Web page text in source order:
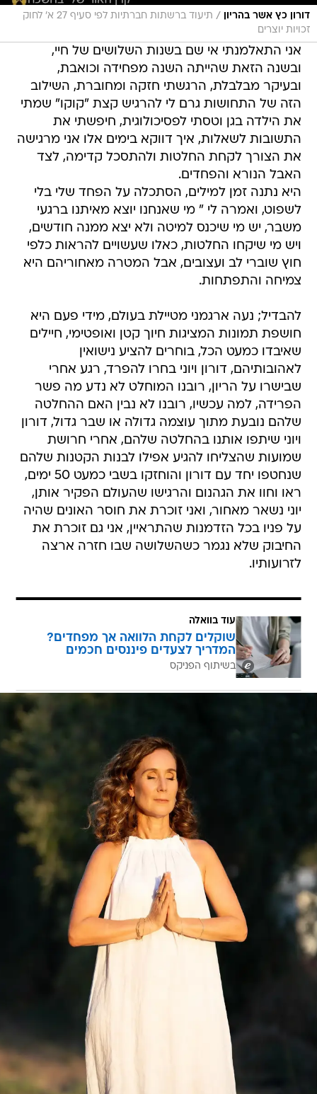
דורון כץ אשר בהריון /
תיעוד ברשתות חברתיות לפי סעיף 27 א' לחוק
זכויות יוצרים
אני התאלמנתי אי שם בשנות השלושים של חיי,
ובשנה הזאת שהייתה השנה מפחידה וכואבת,
ובעיקר מבלבלת, הרגשתי חזקה ומחוברת, השילוב
הזה של התחושות גרם לי להרגיש קצת "קוקו" שמתי
את הילדה בגן וטסתי לפסיכולוגית, חיפשתי את
התשובות לשאלות, איך דווקא בימים אלו אני מרגישה
את הצורך לקחת החלטות ולהתסכל קדימה, לצד
האבל הנורא והפחדים.
היא נתנה זמן למילים, הסתכלה על הפחד שלי בלי
לשפוט, ואמרה לי " מי שאנחנו יוצא מאיתנו ברגעי
משבר, יש מי שיכנס למיטה ולא יצא ממנה חודשים,
ויש מי שיקחו החלטות, כאלו שעשויים להראות כלפי
חוץ שוברי לב ועצובים, אבל המטרה מאחוריהם היא
צמיחה והתפתחות.
להבדיל; נעה ארגמני מטיילת בעולם, מידי פעם היא
חושפת תמונות המציגות חיוך קטן ואופטימי, חיילים
שאיבדו כמעט הכל, בוחרים להציע נישואין
לאהובותיהם, דורון ויוני בחרו להפרד, רגע אחרי
שבישרו על הריון, רובנו המוחלט לא נדע מה פשר
הפרידה, למה עכשיו, רובנו לא נבין האם ההחלטה
שלהם נובעת מתוך עוצמה גדולה או שבר גדול, דורון
ויוני שיתפו אותנו בהחלטה שלהם, אחרי חרושת
שמועות שהצליחו להגיע אפילו לבנות הקטנות שלהם
שנחטפו יחד עם דורון והוחזקו בשבי כמעט 50 ימים,
ראו וחוו את הגהנום והרגישו שהעולם הפקיר אותן,
יוני נשאר מאחור, ואני זוכרת את חוסר האונים שהיה
על פניו בכל הזדמנות שהתראיין, אני גם זוכרת את
החיבוק שלא נגמר כשהשלושה שבו חזרה ארצה
לזרועותיו.
עוד בוואלה
שוקלים לקחת הלוואה אך מפחדים?
המדריך לצעדים פיננסים חכמים
בשיתוף הפניקס